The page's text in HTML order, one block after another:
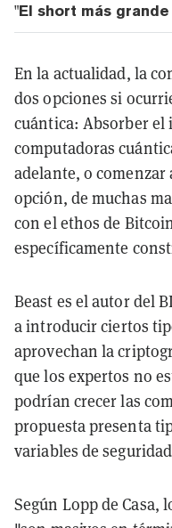
"El short más
En la actualidad, la
dos opciones si
cuántica: Absorber el
computadoras
adelante, o
opción, de muchas
con el ethos de
específicamente
Beast es el autor del
a introducir ciertos
aprovechan la
que los expertos no
podrían crecer las
propuesta presenta
variables de
Según Lopp de Casa,